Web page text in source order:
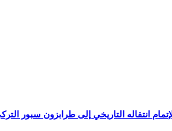
انتقاله التاريخي إلى طرابزون سبور